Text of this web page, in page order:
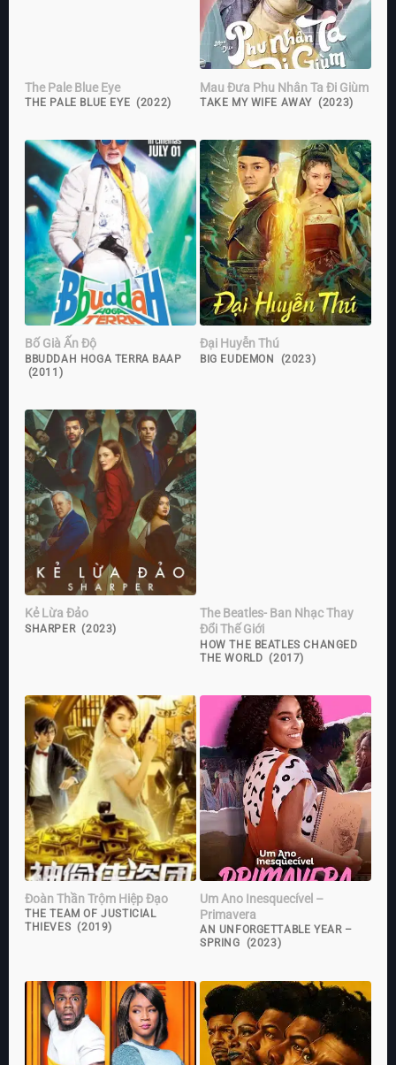
The Pale Blue Eye
THE PALE BLUE EYE (2022)
Mau Đưa Phu Nhân Ta Đi Giùm
TAKE MY WIFE AWAY (2023)
Bố Già Ấn Độ
BBUDDAH HOGA TERRA BAAP
(2011)
Đại Huyễn Thú
BIG EUDEMON (2023)
Kẻ Lừa Đảo
SHARPER (2023)
The Beatles- Ban Nhạc Thay
Đổi Thế Giới
HOW THE BEATLES CHANGED
THE WORLD (2017)
Đoàn Thần Trộm Hiệp Đạo
THE TEAM OF JUSTICIAL
THIEVES (2019)
Um Ano Inesquecível –
Primavera
AN UNFORGETTABLE YEAR –
SPRING (2023)